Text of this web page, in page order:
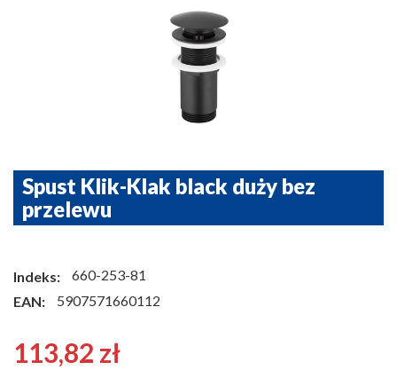
Spust Klik-Klak black duży bez
przelewu
Indeks:
660-253-81
EAN:
5907571660112
113,82 zł